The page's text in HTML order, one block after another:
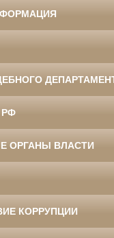
РФ
ОРГАНЫ ВЛАСТИ
КОРРУПЦИИ